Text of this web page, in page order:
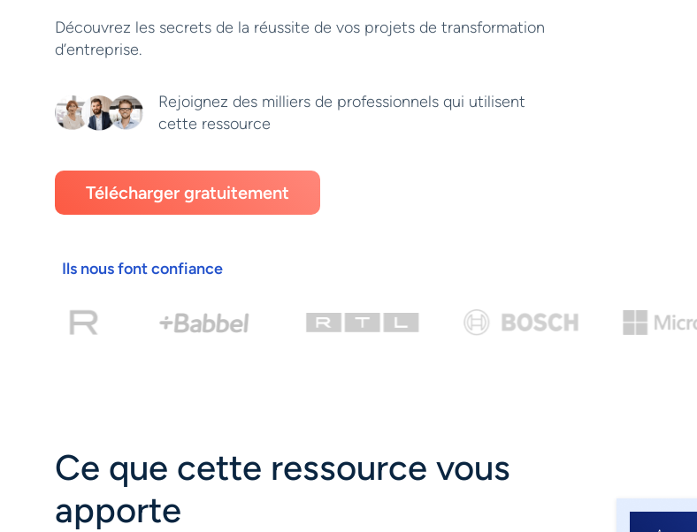
Découvrez les secrets de la réussite de vos projets de transformation
d’entreprise.
Rejoignez des milliers de professionnels qui utilisent
cette ressource
Télécharger gratuitement
Ils nous font confiance
Ce que cette ressource vous
apporte